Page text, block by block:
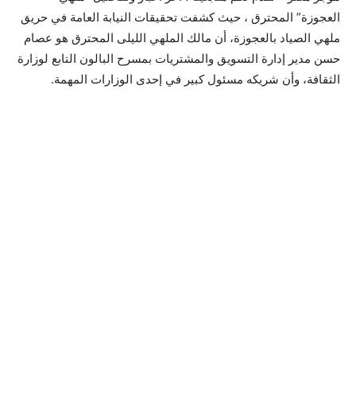
العجوزة” المحترق ، حيث كشفت تحقيقات النيابة العامة في حريق
ملهي الصياد بالعجوزة، أن مالك الملهي الليلى المحترق هو عصام
حسن مدير إدارة التسويق والمشتريات بمسرح البالون التابع لوزارة
الثقافة، وأن شريكه مسئول كبير في إحدى الوزارات المهمة.